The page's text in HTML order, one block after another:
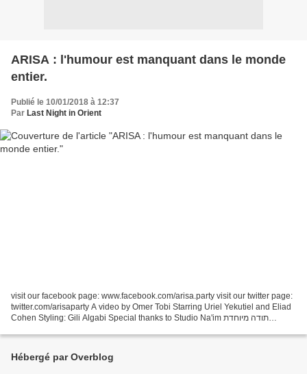
ARISA : l'humour est manquant dans le monde
entier.
Publié le 10/01/2018 à 12:37
Par Last Night in Orient
visit our facebook page: www.facebook.com/arisa.party visit our twitter page:
twitter.com/arisaparty A video by Omer Tobi Starring Uriel Yekutiel and Eliad
Cohen Styling: Gili Algabi Special thanks to Studio Na'im תודה מיוחדת
Hébergé par Overblog